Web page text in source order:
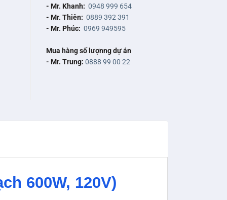
- Mr. Khanh: 0948 999 654
- Mr. Thiên: 0889 392 391
- Mr. Phúc: 0969 949595
Mua hàng số lượnng dự án
- Mr. Trung: 0888 99 00 22
600W, 120V)